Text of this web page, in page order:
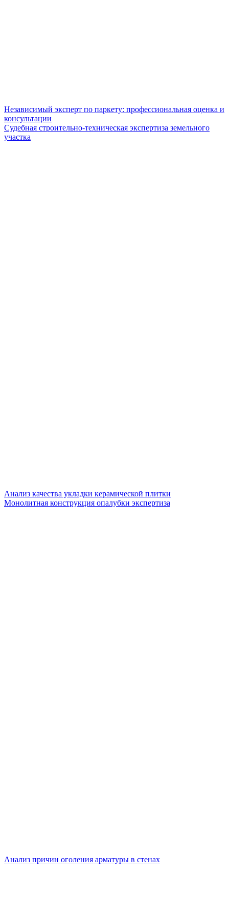
Независимый эксперт по паркету: профессиональная оценка и
консультации
Судебная строительно-техническая экспертиза земельного
участка
Анализ качества укладки керамической плитки
Монолитная конструкция опалубки экспертиза
Анализ причин оголения арматуры в стенах